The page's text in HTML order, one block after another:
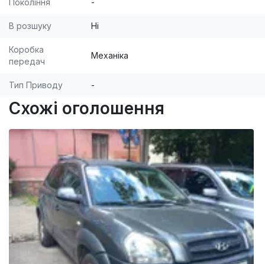
Покоління -
В розшуку Ні
Коробка
передач
Механіка
Тип Приводу -
Схожі оголошення